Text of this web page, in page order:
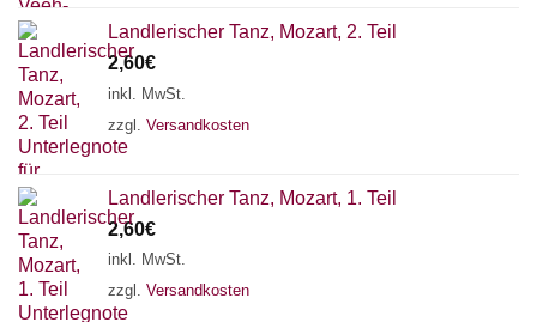
Landlerischer Tanz, Mozart, 2. Teil
2,60€
inkl. MwSt.
zzgl. Versandkosten
Landlerischer Tanz, Mozart, 1. Teil
2,60€
inkl. MwSt.
zzgl. Versandkosten